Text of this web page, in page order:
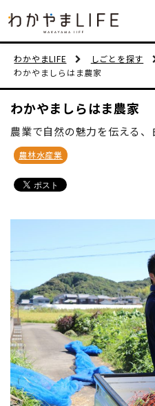
イ
移
人
市
移
動
地
わかやまLIFE しごとを探す
わかやましらはま農家
わかやましらはま農家
農業で自然の魅力を伝える
農林水産業